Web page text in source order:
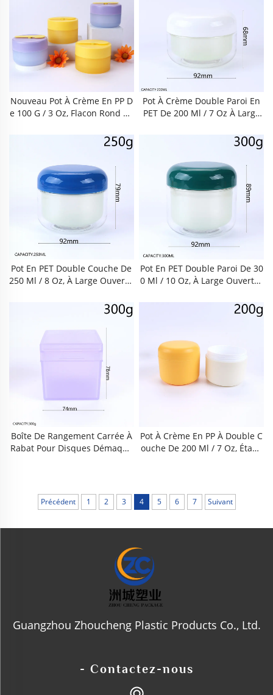
Ans BPA, Conforme Aux Norm
Es Alimentaires, Étanche Et He
Rmétique Avec Bouchon Intéri
Eur. Réutilisable, Durable Et P
Ortable, Pour Soins De La Pea
U, Cosmétiques, Usage Domes
Tique Et Voyage
Tanche Et Anti-Fuites, Emplace
Ment Intégré Pour La Cuillère,
Réutilisable Et Robuste. Pour
Crèmes Pour Le Visage
Nouveau Pot À Crème En PP D
E 100 G / 3 Oz, Flacon Rond Po
Lère Aimantée, Corps Bleu Dé
Poli, Couvercle Violet Type Ma
Caron Et Racloir Jaune. Sans B
PA, Conforme Aux Normes Ali
Mentaires, Large Ouverture, É
Tanche Et Anti-Fuites, Emplace
Réutilisable Et Robuste. Pour
Crèmes Pour Le Visage
Pot À Crème Double Paroi En
PET De 200 Ml / 7 Oz À Large
A Conforme Aux Normes Alim
Entaires Avec Doublure Intéri
Eure Remplaçable. Étanche Et
Anti-Fuites, Protection Anti-Ox
Ydation, Robuste Et Résistant
Aux Chocs, Réutilisable Et Faci
Ent, Capuchon Brillant, Plusie
Urs Coloris Disponibles. Pour
Crèmes Pour Le Visage,
Pot En PET Double Couche De
250 Ml / 8 Oz, À Large Ouvertu
Taire De Qualité Supérieure A
Vec Doublure Intérieure Remp
Laçable. Étanche, Étanche Aux
Fuites, Anti-Oxydant, Résistant
Aux Chocs Et Durable, Réutilis
Able Et Facile À Nettoyer. Corp
S Transparent, Capuchon Brill
Ant, Plusieurs Couleurs Dispo
Nibles. Pour Crème Pour Le Vi
Sage
Pot En PET Double Paroi De 30
0 Ml / 10 Oz, À Large Ouvertur
Aire De Qualité Supérieure Av
Ec Doublure Intérieure Rempl
Fuites, Anti-Oxydant, Durable
Et Résistant Aux Chocs, Réutili
Sable Et Facile À Nettoyer. Cor
Ps Transparent, Capuchon Bri
Llant, Disponible En Plusieurs
Boîte De Rangement Carrée À
Rabat Pour Disques Démaquil
Ntérieure, Plateau Amovible Et
Pincettes Intégrées. Anti-Pous
E/sèche, Finition Dépolie Blan
Pot À Crème En PP À Double C
Ouche De 200 Ml / 7 Oz, Étanc
Cile À Nettoyer, Réutilisable Et
Résistant Aux Chocs. Convient
Laits Corporels, Aux Sérums, A
Ux Cosmétiques, Ainsi Qu’à Un
E Utilisation Quotidienne À La
Précédent 1 2 3 4 5 6 7 Suivant
Guangzhou Zhoucheng Plastic Products Co., Ltd.
- Contactez-nous